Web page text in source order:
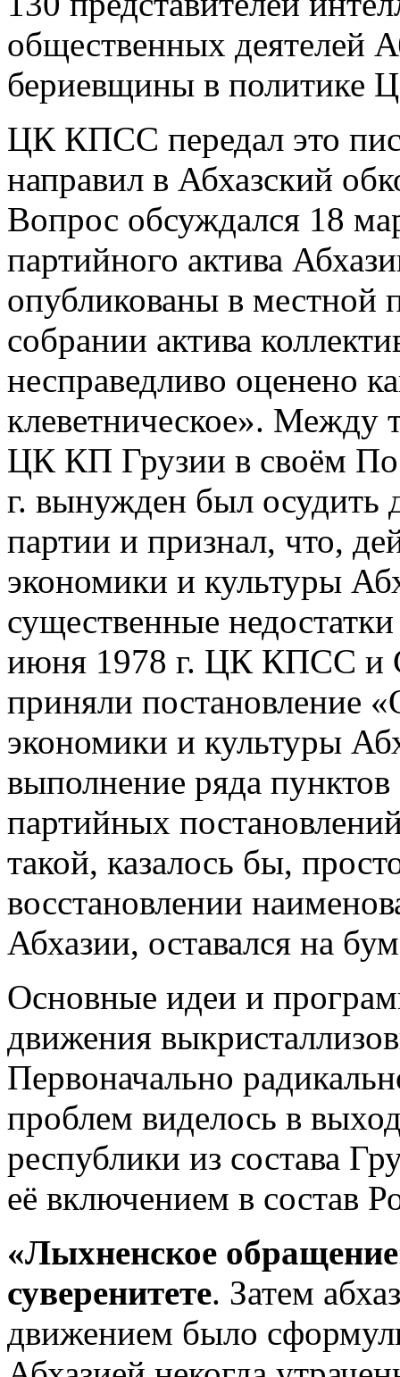
общественных деятелей
бериевщины в политике
ЦК КПСС передал это
направил в Абхазский
Вопрос обсуждался 18
партийного актива
опубликованы в местной
собрании актива
несправедливо оценено
клеветническое». Между
ЦК КП Грузии в своём
г. вынужден был осудить
партии и признал, что,
экономики и культуры
существенные
июня 1978 г. ЦК КПСС и
приняли постановление
экономики и культуры
выполнение ряда
партийных
такой, казалось бы,
восстановлении
Абхазии, оставался на
Основные идеи и
движения
Первоначально
проблем виделось в
республики из состава
её включением в состав
«Лыхненское
суверенитете. Затем
движением было